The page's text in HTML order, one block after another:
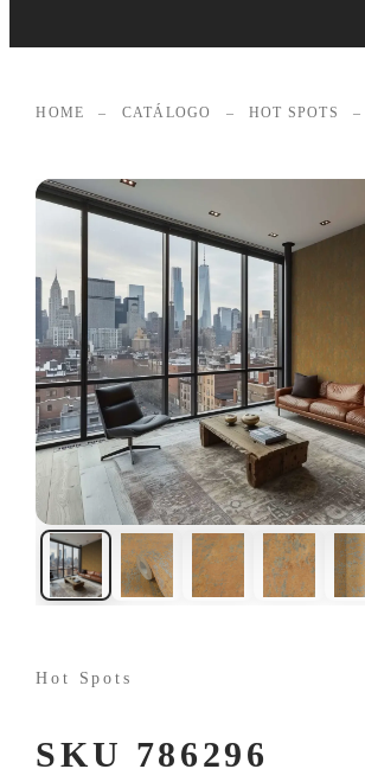
HOME – CATÁLOGO – HOT SPOTS –
Hot Spots
SKU 786296